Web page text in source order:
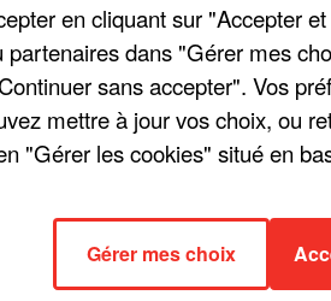
des César, le film biographique
le César du meilleur acteur pour
effets visuels pour Stéphane
du côté du public également, le
d'entrées en dix jours, puis 2
de cookies que vous avez
en cliquant sur "Accepter
partenaires dans "Gérer mes
sans accepter". Vos
mettre à jour vos choix, ou
"Gérer les cookies" situé en
Gérer mes choix